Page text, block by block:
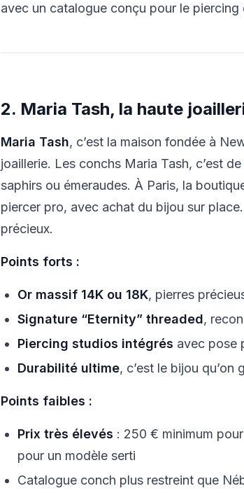
avec un catalogue conçu pour le
2. Maria Tash, la haute
Maria Tash, c’est la maison fondée à
joaillerie. Les conchs Maria Tash, c’est
saphirs ou émeraudes. À Paris, la
piercer pro, avec achat du bijou sur
précieux.
Points forts :
Or massif 14K ou 18K, pierres
Signature “Eternity” threaded,
Piercing studios intégrés avec pose
Durabilité ultime, c’est le bijou qu’on
Points faibles :
Prix très élevés : 250 € minimum
pour un modèle serti
Catalogue conch plus restreint que